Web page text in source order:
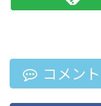
コメント